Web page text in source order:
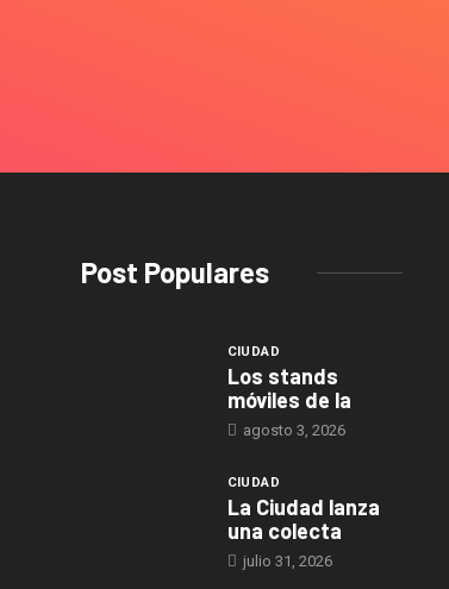
Post Populares
CIUDAD
Los stands
móviles de la
agosto 3, 2026
CIUDAD
La Ciudad lanza
una colecta
julio 31, 2026